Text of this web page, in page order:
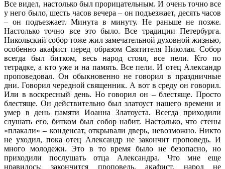
Все видел, настолько был прорицательным. И очень точно все
у него было, шесть часов вечера – он подъезжает, десять часов
– он подъезжает. Минута в минуту. Не раньше не позже.
Настолько точно все это было. Все традиции Петербурга.
Никольский собор тоже жил замечательной духовной жизнью,
особенно акафист перед образом Святителя Николая. Собор
всегда был битком, весь народ стоял, все пели. Кто по
тетрадке, а кто уже и на память. Все пели. И отец Александр
проповедовал. Он обыкновенно не говорил в праздничные
дни. Говорил чередной священник. А вот в среду он говорил.
Или в воскресный день. Но говорил он – блестяще. Просто
блестяще. Он действительно был златоуст нашего времени и
умер в день памяти Иоанна Златоуста. Всегда приходили
слушать его, битком был собор набит. Настолько, что стены
«плакали» – конденсат, открывали дверь, невозможно. Никто
не уходил, пока отец Александр не закончит проповедь. И
много молодежи. Это в то время было не безопасно, но
приходили послушать отца Александра. Что мне еще
нравилось: закончится проповедь, акафист, народ не